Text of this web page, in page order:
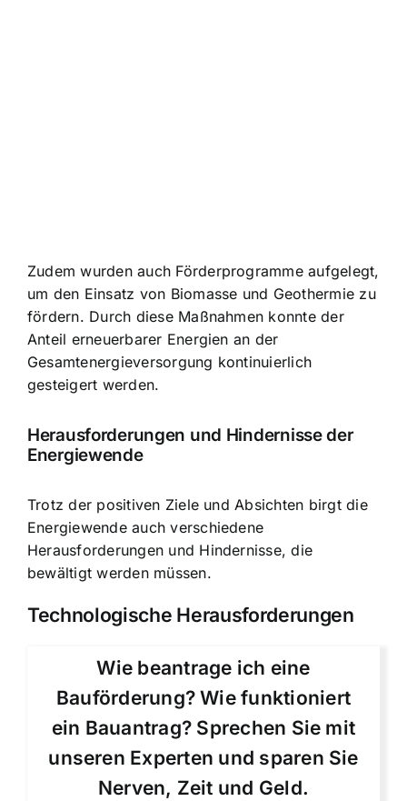
Zudem wurden auch Förderprogramme aufgelegt,
um den Einsatz von Biomasse und Geothermie zu
fördern. Durch diese Maßnahmen konnte der
Anteil erneuerbarer Energien an der
Gesamtenergieversorgung kontinuierlich
gesteigert werden.
Herausforderungen und Hindernisse der
Energiewende
Trotz der positiven Ziele und Absichten birgt die
Energiewende auch verschiedene
Herausforderungen und Hindernisse, die
bewältigt werden müssen.
Technologische Herausforderungen
Wie beantrage ich eine
Bauförderung? Wie funktioniert
ein Bauantrag? Sprechen Sie mit
unseren Experten und sparen Sie
Nerven, Zeit und Geld.